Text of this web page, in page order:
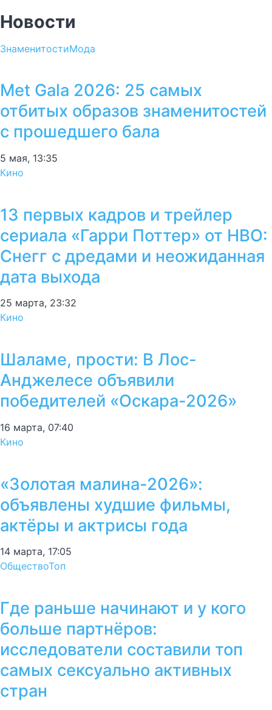
Новости
ЗнаменитостиМода
Met Gala 2026: 25 самых
отбитых образов знаменитостей
с прошедшего бала
5 мая, 13:35
Кино
13 первых кадров и трейлер
сериала «Гарри Поттер» от HBO:
Снегг с дредами и неожиданная
дата выхода
25 марта, 23:32
Кино
Шаламе, прости: В Лос-
Анджелесе объявили
победителей «Оскара-2026»
16 марта, 07:40
Кино
«Золотая малина-2026»:
объявлены худшие фильмы,
актёры и актрисы года
14 марта, 17:05
ОбществоТоп
Где раньше начинают и у кого
больше партнёров:
исследователи составили топ
самых сексуально активных
стран